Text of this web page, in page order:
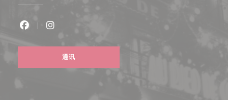
通讯